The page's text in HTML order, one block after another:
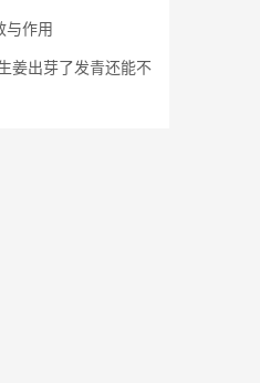
与作用
姜出芽了发青还能不